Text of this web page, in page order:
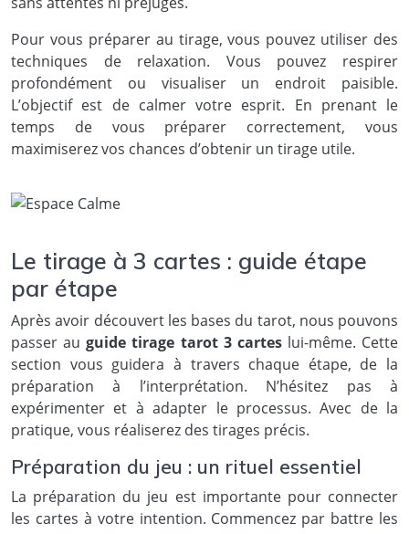
Pour vous préparer au tirage, vous pouvez utiliser des
techniques de relaxation. Vous pouvez respirer
profondément ou visualiser un endroit paisible.
L’objectif est de calmer votre esprit. En prenant le
temps de vous préparer correctement, vous
maximiserez vos chances d’obtenir un tirage utile.
Le tirage à 3 cartes : guide étape
par étape
Après avoir découvert les bases du tarot, nous pouvons
passer auguide tirage tarot 3 cartes lui-même. Cette
section vous guidera à travers chaque étape, de la
préparation à l’interprétation. N’hésitez pas à
expérimenter et à adapter le processus. Avec de la
pratique, vous réaliserez des tirages précis.
Préparation du jeu : un rituel essentiel
La préparation du jeu est importante pour connecter
les cartes à votre intention. Commencez par battre les